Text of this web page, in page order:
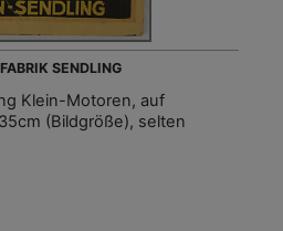
SENDLING
Klein-Motoren, auf
(Bildgröße), selten